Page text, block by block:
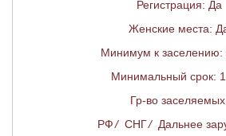
Регистрация: Да
Женские места:
Минимум к заселению:
Минимальный срок: 1
Гр-во
РФ/ СНГ/ Дальнее